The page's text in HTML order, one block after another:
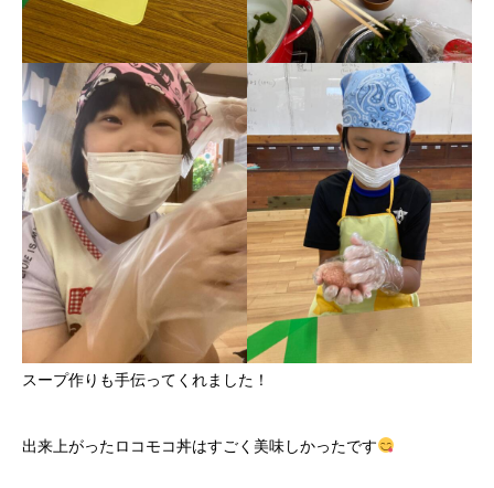
スープ作りも手伝ってくれました！
出来上がったロコモコ丼はすごく美味しかったです